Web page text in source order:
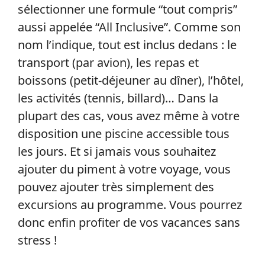
sélectionner une formule “tout compris”
aussi appelée “All Inclusive”. Comme son
nom l’indique, tout est inclus dedans : le
transport (par avion), les repas et
boissons (petit-déjeuner au dîner), l’hôtel,
les activités (tennis, billard)… Dans la
plupart des cas, vous avez même à votre
disposition une piscine accessible tous
les jours. Et si jamais vous souhaitez
ajouter du piment à votre voyage, vous
pouvez ajouter très simplement des
excursions au programme. Vous pourrez
donc enfin profiter de vos vacances sans
stress !